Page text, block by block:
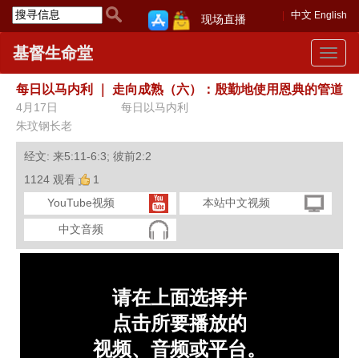
中文 English
现场直播
Toggle
基督生命堂
每日以马内利 走向成熟（六）：殷勤地使用恩典的管道
4月17日
每日以马内利
朱玟钢长老
经文: 来5:11-6:3; 彼前2:2
1124 观看
1
YouTube视频
本站中文视频
中文音频